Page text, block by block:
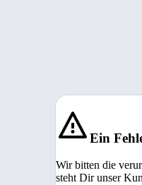
Ein
Wir bitten die
steht Dir unser